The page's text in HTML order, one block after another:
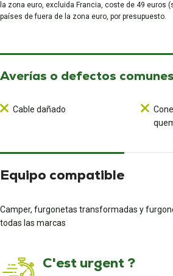
la zona euro, excluida Francia, coste de 49 euros
países de fuera de la zona euro, por presupuesto.
Averías o defectos comunes
Cable dañado
Equipo compatible
Camper, furgonetas transformadas y
todas las marcas
C'est urgent ?